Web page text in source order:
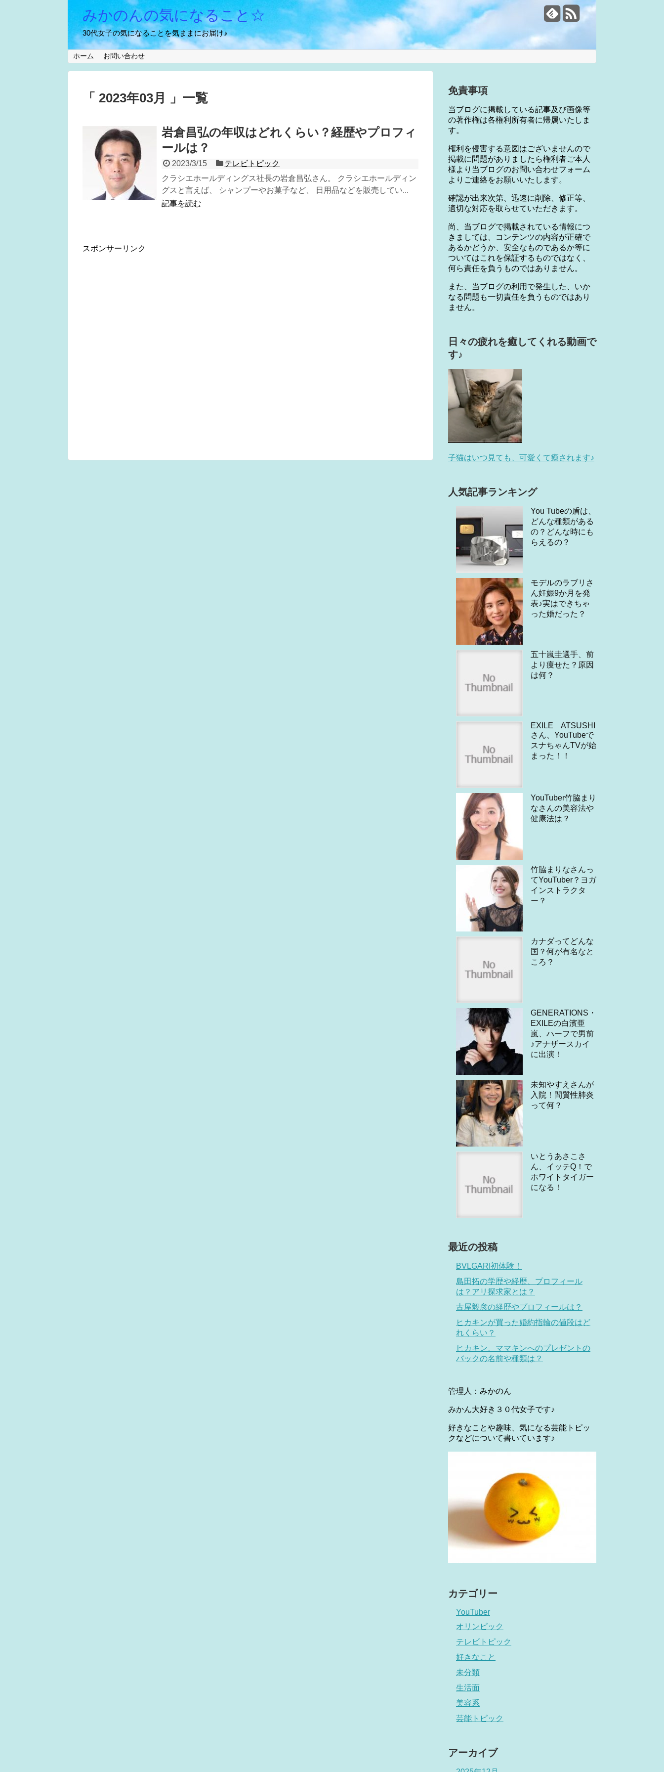
みかのんの気になること☆
30代女子の気になることを気ままにお届け♪
ホーム お問い合わせ
「 2023年03月 」一覧
岩倉昌弘の年収はどれくらい？経歴やプロフィ
ールは？
2023/3/15
テレビトピック
クラシエホールディングス社長の岩倉昌弘さん。 クラシエホールディン
グスと言えば、 シャンプーやお菓子など、 日用品などを販売してい...
記事を読む
スポンサーリンク
免責事項
当ブログに掲載している記事及び画像等
の著作権は各権利所有者に帰属いたしま
す。
権利を侵害する意図はございませんので
掲載に問題がありましたら権利者ご本人
様より当ブログのお問い合わせフォーム
よりご連絡をお願いいたします。
確認が出来次第、迅速に削除、修正等、
適切な対応を取らせていただきます。
尚、当ブログで掲載されている情報につ
きましては、コンテンツの内容が正確で
あるかどうか、安全なものであるか等に
ついてはこれを保証するものではなく、
何ら責任を負うものではありません。
また、当ブログの利用で発生した、いか
なる問題も一切責任を負うものではあり
ません。
日々の疲れを癒してくれる動画で
す♪
子猫はいつ見ても、可愛くて癒されます♪
人気記事ランキング
You Tubeの盾は、
どんな種類がある
の？どんな時にも
らえるの？
モデルのラブリさ
ん妊娠9か月を発
表♪実はできちゃ
った婚だった？
五十嵐圭選手、前
より痩せた？原因
は何？
EXILE ATSUSHI
さん、YouTubeで
スナちゃんTVが始
まった！！
YouTuber竹脇まり
なさんの美容法や
健康法は？
竹脇まりなさんっ
てYouTuber？ヨガ
インストラクタ
ー？
カナダってどんな
国？何が有名なと
ころ？
GENERATIONS・
EXILEの白濱亜
嵐、ハーフで男前
♪アナザースカイ
に出演！
未知やすえさんが
入院！間質性肺炎
って何？
いとうあさこさ
ん、イッテQ！で
ホワイトタイガー
になる！
最近の投稿
BVLGARI初体験！
島田拓の学歴や経歴、プロフィール
は？アリ探求家とは？
古屋毅彦の経歴やプロフィールは？
ヒカキンが買った婚約指輪の値段はど
れくらい？
ヒカキン、ママキンへのプレゼントの
バックの名前や種類は？
管理人：みかのん
みかん大好き３０代女子です♪
好きなことや趣味、気になる芸能トピッ
クなどについて書いています♪
カテゴリー
YouTuber
オリンピック
テレビトピック
好きなこと
未分類
生活面
美容系
芸能トピック
アーカイブ